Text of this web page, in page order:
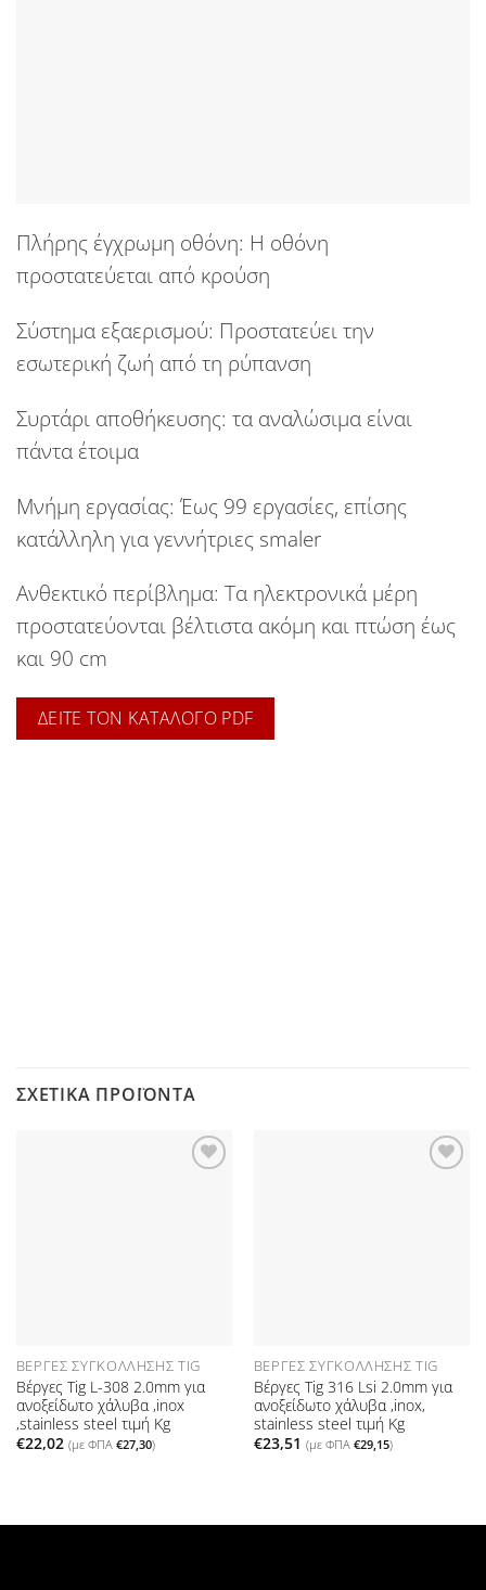
Πλήρης έγχρωμη οθόνη: Η οθόνη
προστατεύεται από κρούση
Σύστημα εξαερισμού: Προστατεύει την
εσωτερική ζωή από τη ρύπανση
Συρτάρι αποθήκευσης: τα αναλώσιμα είναι
πάντα έτοιμα
Μνήμη εργασίας: Έως 99 εργασίες, επίσης
κατάλληλη για γεννήτριες smaler
Ανθεκτικό περίβλημα: Τα ηλεκτρονικά μέρη
προστατεύονται βέλτιστα ακόμη και πτώση έως
και 90 cm
ΔΕΙΤΕ ΤΟΝ ΚΑΤΑΛΟΓΟ PDF
ΣΧΕΤΙΚΆ ΠΡΟΪΌΝΤΑ
ΒΈΡΓΕΣ ΣΥΓΚΌΛΛΗΣΗΣ TIG
Βέργες Tig L-308 2.0mm για
ανοξείδωτο χάλυβα ,inox
,stainless steel τιμή Kg
€22,02 (με ΦΠΑ €27,30)
ΒΈΡΓΕΣ ΣΥΓΚΌΛΛΗΣΗΣ TIG
Βέργες Tig 316 Lsi 2.0mm για
ανοξείδωτο χάλυβα ,inox,
stainless steel τιμή Kg
€23,51 (με ΦΠΑ €29,15)